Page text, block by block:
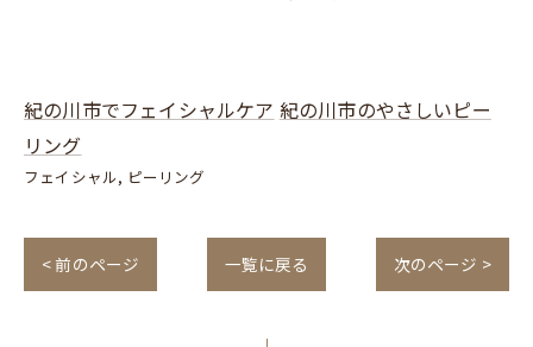
紀の川市でフェイシャルケア 紀の川市のやさしいピー
リング
フェイシャル ピーリング
< 前のページ 一覧に戻る 次のページ >